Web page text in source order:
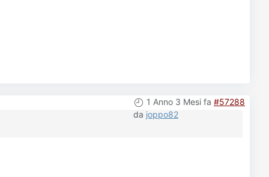
1 Anno 3 Mesi fa #57288
da joppo82